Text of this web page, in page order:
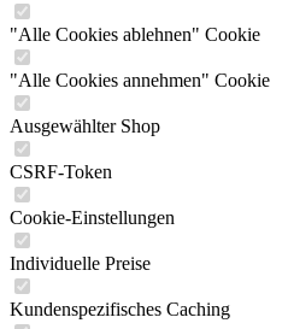
"Alle Cookies ablehnen" Cookie
"Alle Cookies annehmen" Cookie
Ausgewählter Shop
CSRF-Token
Cookie-Einstellungen
Individuelle Preise
Kundenspezifisches Caching